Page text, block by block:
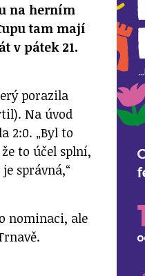
na herním
tam mají
v pátek 21.
porazila
Na úvod
2:0. „Byl to
to účel splní,
správná,“
nominaci, ale